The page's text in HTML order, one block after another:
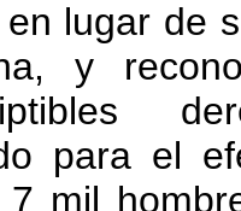
lugar de
y
para el
mil